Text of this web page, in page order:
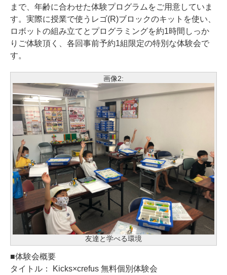
まで、年齢に合わせた体験プログラムをご用意していま
す。実際に授業で使うレゴ(R)ブロックのキットを使い、
ロボットの組み立てとプログラミングを約1時間しっか
りご体験頂く、各回事前予約1組限定の特別な体験会で
す。
画像2:
友達と学べる環境
■体験会概要
タイトル： Kicks×crefus 無料個別体験会